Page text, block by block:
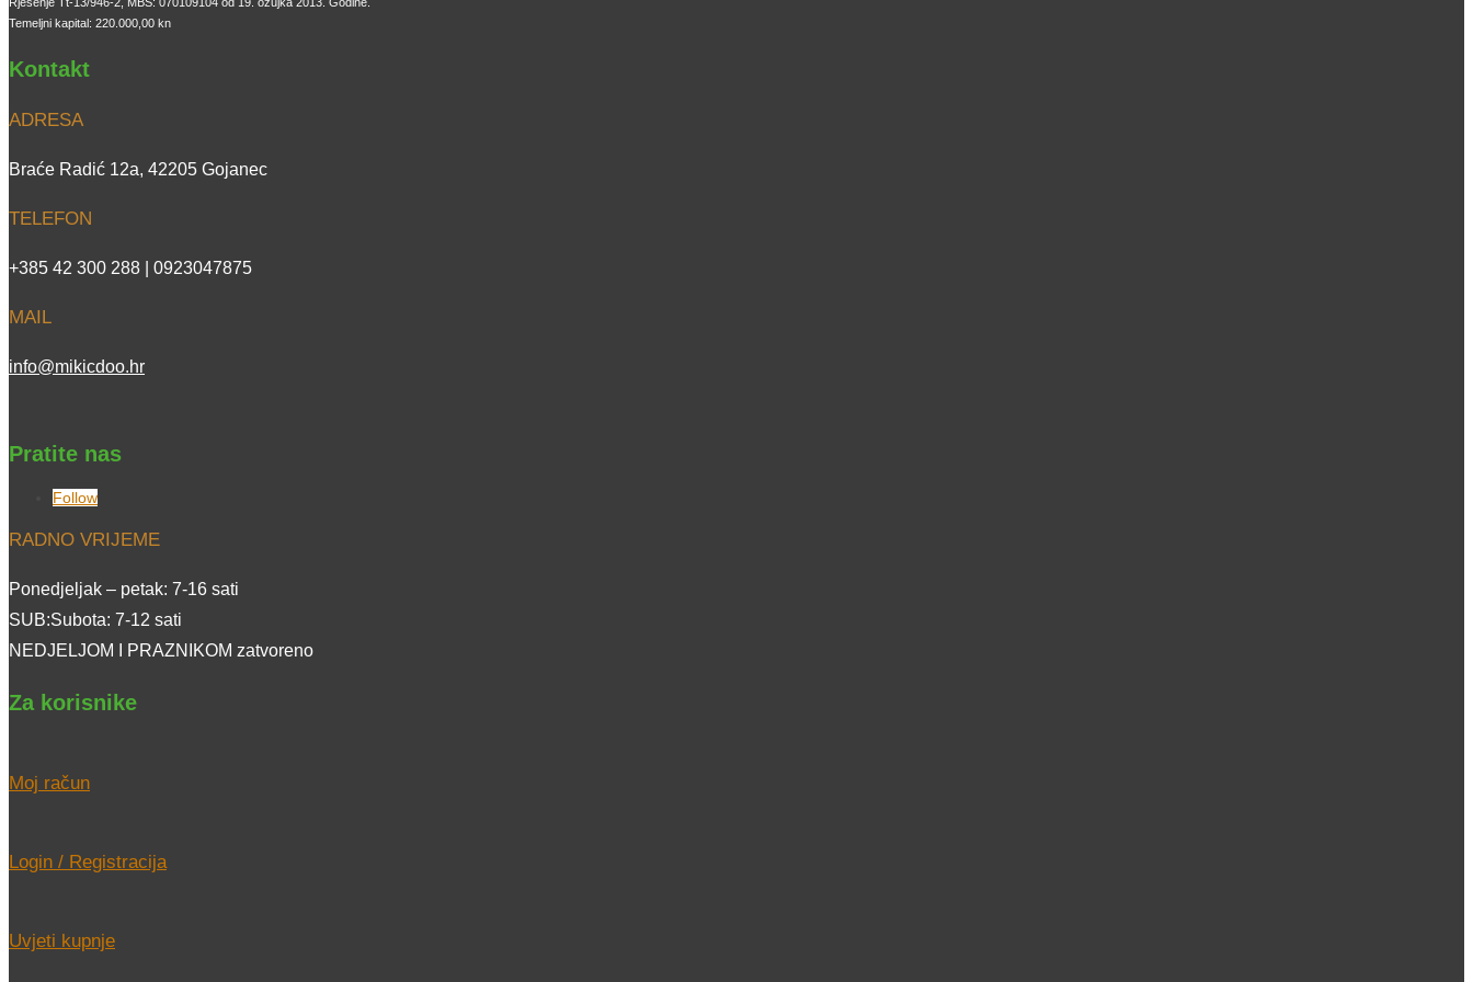
Temeljni kapital: 220.000,00 kn
Kontakt
ADRESA
Braće Radić 12a, 42205 Gojanec
TELEFON
+385 42 300 288 | 0923047875
MAIL
info@mikicdoo.hr
Pratite nas
Follow
RADNO VRIJEME
Ponedjeljak – petak: 7-16 sati
SUB:Subota: 7-12 sati
NEDJELJOM I PRAZNIKOM zatvoreno
Za korisnike
Moj račun
Login / Registracija
Uvjeti kupnje